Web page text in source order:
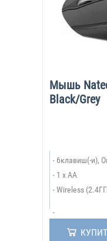
Мышь
Black/Grey
6клавиш(-и),
1 x AA
Wireless